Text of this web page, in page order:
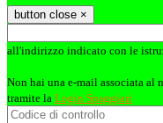
button close ×
all'indirizzo indicato con le
Non hai una e-mail associata al
tramite la Login Spaggiari